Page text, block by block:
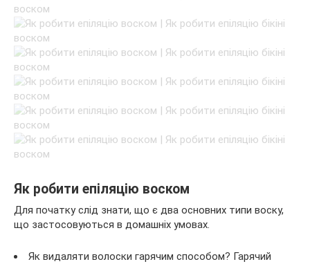
Як робити епіляцію воском
Для початку слід знати, що є два основних типи воску,
що застосовуються в домашніх умовах.
Як видаляти волоски гарячим способом? Гарячий